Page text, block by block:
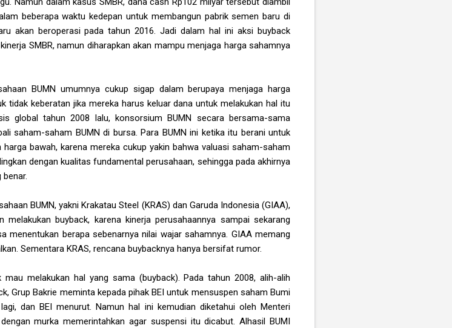
beberapa waktu kedepan untuk membangun pabrik semen baru di
akan beroperasi pada tahun 2016. Jadi dalam hal ini aksi buyback
SMBR, namun diharapkan akan mampu menjaga harga sahamnya
BUMN umumnya cukup sigap dalam berupaya menjaga harga
tidak keberatan jika mereka harus keluar dana untuk melakukan hal itu
global tahun 2008 lalu, konsorsium BUMN secara bersama-sama
saham-saham BUMN di bursa. Para BUMN ini ketika itu berani untuk
bawah, karena mereka cukup yakin bahwa valuasi saham-saham
dengan kualitas fundamental perusahaan, sehingga pada akhirnya
BUMN, yakni Krakatau Steel (KRAS) dan Garuda Indonesia (GIAA),
buyback, karena kinerja perusahaannya sampai sekarang
menentukan berapa sebenarnya nilai wajar sahamnya. GIAA memang
Sementara KRAS, rencana buybacknya hanya bersifat rumor.
melakukan hal yang sama (buyback). Pada tahun 2008, alih-alih
Grup Bakrie meminta kepada pihak BEI untuk mensuspen saham Bumi
dan BEI menurut. Namun hal ini kemudian diketahui oleh Menteri
murka memerintahkan agar suspensi itu dicabut. Alhasil BUMI